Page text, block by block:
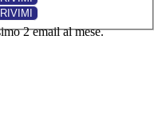
2 email al mese.